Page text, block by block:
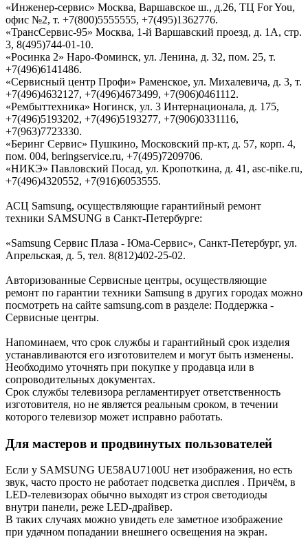
«Инженер-сервис» Москва, Варшавское ш., д.26, ТЦ For You,
офис №2, т. +7(800)5555555, +7(495)1362776.
«ТрансСервис-95» Москва, 1-й Варшавский проезд, д. 1А, стр.
3, 8(495)744-01-10.
«Росинка 2» Наро-Фоминск, ул. Ленина, д. 32, пом. 25, т.
+7(496)6141486.
«Сервисный центр Профи» Раменское, ул. Михалевича, д. 3, т.
+7(496)4632127, +7(496)4673499, +7(906)0461112.
«Рембыттехника» Ногинск, ул. 3 Интернационала, д. 175,
+7(496)5193202, +7(496)5193277, +7(906)0331116,
+7(963)7723330.
«Беринг Сервис» Пушкино, Московский пр-кт, д. 57, корп. 4,
пом. 004, beringservice.ru, +7(495)7209706.
«НИКЭ» Павловский Посад, ул. Кропоткина, д. 41, asc-nike.ru,
+7(496)4320552, +7(916)6053555.
АСЦ Samsung, осуществляющие гарантийный ремонт
техники SAMSUNG в Санкт-Петербурге:
«Samsung Сервис Плаза - Юма-Cервис», Санкт-Петербург, ул.
Апрельская, д. 5, тел. 8(812)402-25-02.
Авторизованные Сервисные центры, осуществляющие
ремонт по гарантии техники Samsung в других городах можно
посмотреть на сайте samsung.com в разделе: Поддержка -
Сервисные центры.
Напоминаем, что срок службы и гарантийный срок изделия
устанавливаются его изготовителем и могут быть изменены.
Необходимо уточнять при покупке у продавца или в
сопроводительных документах.
Срок службы телевизора регламентирует ответственность
изготовителя, но не является реальным сроком, в течении
которого телевизор может исправно работать.
Для мастеров и продвинутых пользователей
Если у SAMSUNG UE58AU7100U нет изображения, но есть
звук, часто просто не работает подсветка дисплея . Причём, в
LED-телевизорах обычно выходят из строя светодиоды
внутри панели, реже LED-драйвер.
В таких случаях можно увидеть еле заметное изображение
при удачном попадании внешнего освещения на экран.